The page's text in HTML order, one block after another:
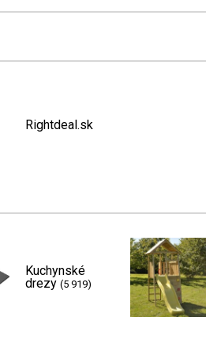
Rightdeal.sk
Kuchynské
drezy (5 919)